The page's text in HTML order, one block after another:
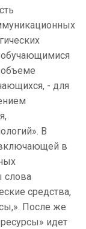
- для
В
в
слова
средства,
После же
идет